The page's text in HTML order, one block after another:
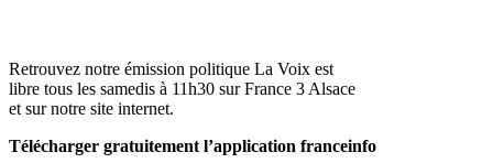
Retrouvez notre émission politique La Voix est
libre tous les samedis à 11h30 sur France 3 Alsace
et sur notre site internet.
Télécharger gratuitement l’application franceinfo